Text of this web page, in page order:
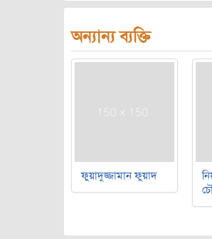
অন্যান্য ব্যক্তি
ফুয়াদুজ্জামান ফুয়াদ